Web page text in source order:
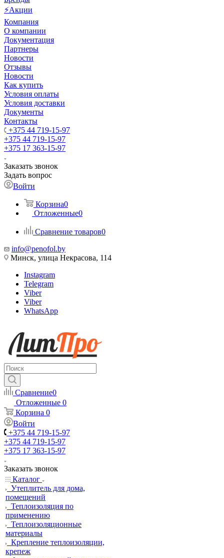
⚡Акции
Компания
О компании
Документация
Партнеры
Новости
Отзывы
Новости
Как купить
Условия оплаты
Условия доставки
Документы
Контакты
+375 44 719-15-97
+375 44 719-15-97
+375 17 363-15-97
Заказать звонок
Задать вопрос
Войти
Корзина0
Отложенные0
Сравнение товаров0
info@penofol.by
Минск, улица Некрасова, 114
Instagram
Telegram
Viber
Viber
WhatsApp
Сравнение0
Отложенные 0
Корзина 0
Войти
+375 44 719-15-97
+375 44 719-15-97
+375 17 363-15-97
Заказать звонок
Каталог
Утеплитель для дома,
помещений
Теплоизоляция по
применению
Теплоизоляционные
материалы
Крепление теплоизоляции,
крепеж